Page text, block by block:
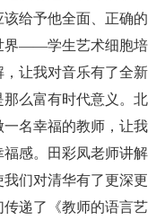
给予他全面、正确的
界——学生艺术细胞培
让我对音乐有了全新
么富有时代意义。北
名幸福的教师，让我
感。田彩凤老师讲解
们对清华有了更深更
递了《教师的语言艺